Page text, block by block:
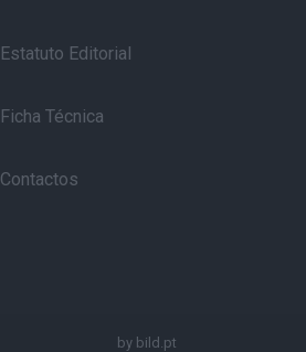
Estatuto Editorial
Ficha Técnica
Contactos
by bild.pt